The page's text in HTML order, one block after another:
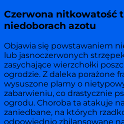
Czerwona nitkowatość
niedoborach azotu
Objawia się powstawaniem
lub jasnoczerwonych
zasychające wierzchołki
ogrodzie. Z daleka porażone
wysuszone plamy o
zabarwieniu, co drastycznie
ogrodu. Choroba ta atakuje
zaniedbane, na których
odpowiednio zbilansowane